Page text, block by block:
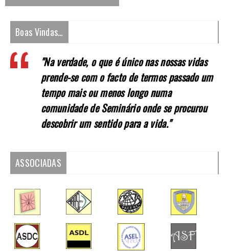
Boas Vindas…
"Na verdade, o que é único nas nossas vidas
prende-se com o facto de termos passado um
tempo mais ou menos longo numa
comunidade de Seminário onde se procurou
descobrir um sentido para a vida."
ASSOCIADAS